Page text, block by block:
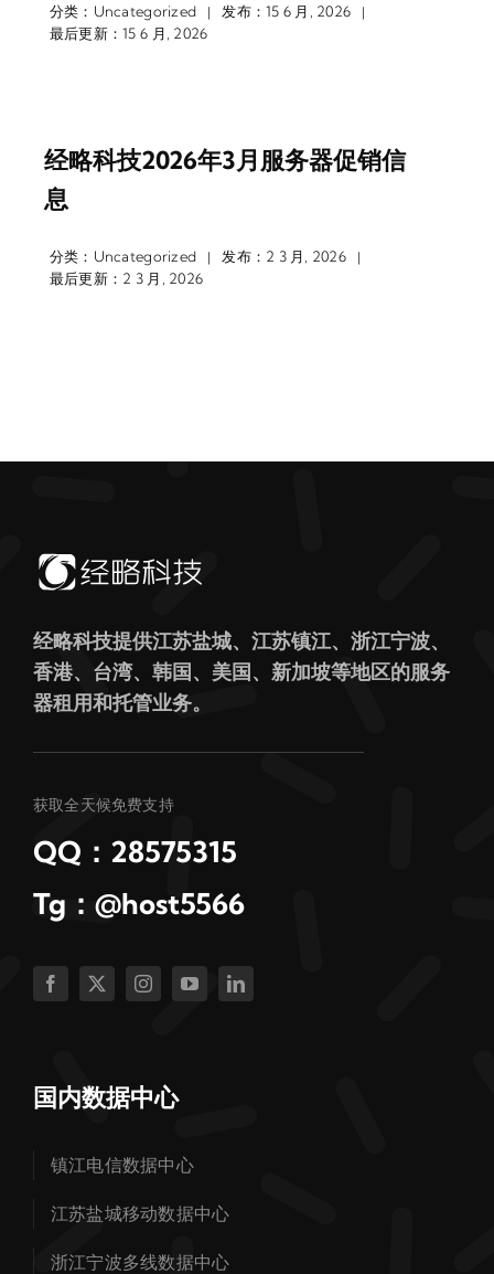
分类： Uncategorized | 发布：15 6 月, 2026
|
最后更新：15 6 月, 2026
经略科技2026年3月服务器促销信
息
分类： Uncategorized | 发布：2 3 月, 2026
|
最后更新：2 3 月, 2026
经略科技提供江苏盐城、江苏镇江、浙江宁波、
香港、台湾、韩国、美国、新加坡等地区的服务
器租用和托管业务。
获取全天候免费支持
QQ：28575315
Tg：@host5566
国内数据中心
镇江电信数据中心
江苏盐城移动数据中心
浙江宁波多线数据中心